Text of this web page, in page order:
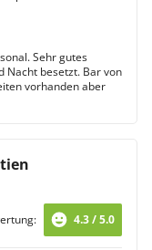
Sehr gutes
Nacht besetzt. Bar von
vorhanden aber
4.3 / 5.0